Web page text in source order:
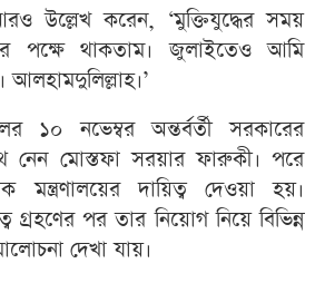
উল্লেখ করেন, ‘মুক্তিযুদ্ধের সময়
পক্ষে থাকতাম। জুলাইতেও আমি
আলহামদুলিল্লাহ।’
১০ নভেম্বর অন্তর্বর্তী সরকারের
নেন মোস্তফা সরয়ার ফারুকী। পরে
মন্ত্রণালয়ের দায়িত্ব দেওয়া হয়।
গ্রহণের পর তার নিয়োগ নিয়ে বিভিন্ন
দেখা যায়।